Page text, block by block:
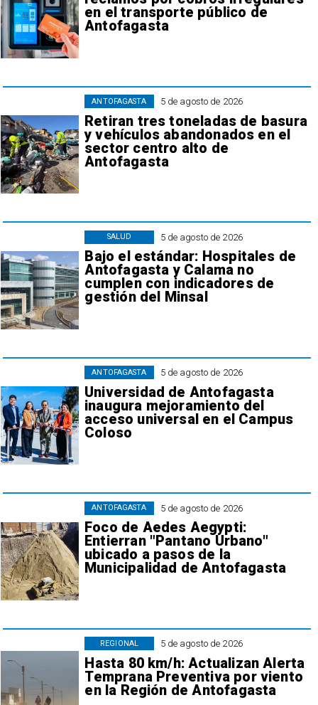
en el transporte público de
Antofagasta
5 de agosto de 2026
Retiran tres toneladas de basura
y vehículos abandonados en el
sector centro alto de
Antofagasta
ANTOFAGASTA
5 de agosto de 2026
Bajo el estándar: Hospitales de
Antofagasta y Calama no
cumplen con indicadores de
gestión del Minsal
SALUD
5 de agosto de 2026
Universidad de Antofagasta
inaugura mejoramiento del
acceso universal en el Campus
Coloso
ANTOFAGASTA
5 de agosto de 2026
Foco de Aedes Aegypti:
Entierran "Pantano Urbano"
ubicado a pasos de la
Municipalidad de Antofagasta
ANTOFAGASTA
5 de agosto de 2026
Hasta 80 km/h: Actualizan Alerta
Temprana Preventiva por viento
en la Región de Antofagasta
REGIONAL